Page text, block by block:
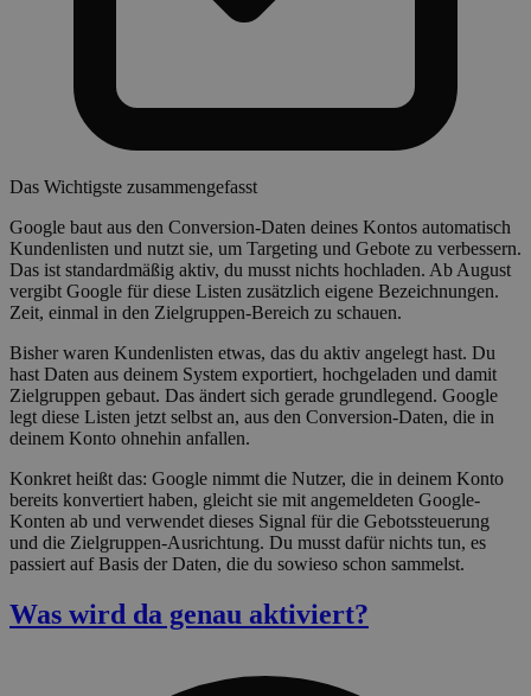
Das Wichtigste zusammengefasst
Google baut aus den Conversion-Daten deines Kontos automatisch
Kundenlisten und nutzt sie, um Targeting und Gebote zu verbessern.
Das ist standardmäßig aktiv, du musst nichts hochladen. Ab August
vergibt Google für diese Listen zusätzlich eigene Bezeichnungen.
Zeit, einmal in den Zielgruppen-Bereich zu schauen.
Bisher waren Kundenlisten etwas, das du aktiv angelegt hast. Du
hast Daten aus deinem System exportiert, hochgeladen und damit
Zielgruppen gebaut. Das ändert sich gerade grundlegend. Google
legt diese Listen jetzt selbst an, aus den Conversion-Daten, die in
deinem Konto ohnehin anfallen.
Konkret heißt das: Google nimmt die Nutzer, die in deinem Konto
bereits konvertiert haben, gleicht sie mit angemeldeten Google-
Konten ab und verwendet dieses Signal für die Gebotssteuerung
und die Zielgruppen-Ausrichtung. Du musst dafür nichts tun, es
passiert auf Basis der Daten, die du sowieso schon sammelst.
Was wird da genau aktiviert?